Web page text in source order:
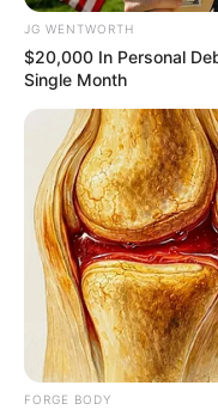
ความรัก เหมือนคากิ
ฉะนั้นอาจทำให้เส้น
ควร เปรียบได้กับกิ๊ก
น้ำลายไหล แต่ถ้าเผล
ถ้าแฟนจับได้เราคง
หามไปสิ้นใจที่โรงพย
หน่อย…ฮิ้ว)
JG WENTWORTH
$20,000 In Personal
Single Month
FORGE BODY